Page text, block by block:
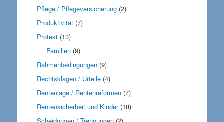
Pflege / Pflegeversicherung(2)
Produktivität(7)
Protest(13)
Familien (9)
Rahmenbedingungen(9)
Rechtsklagen / Urteile(4)
Rentenlage / Rentenreformen(7)
Rentensicherheit und Kinder(18)